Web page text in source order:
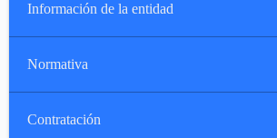
Información de la entidad
Normativa
Contratación